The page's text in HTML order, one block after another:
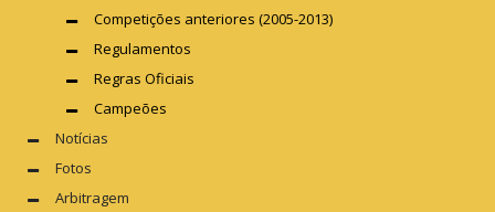
Competições anteriores (2005-2013)
Regulamentos
Regras Oficiais
Campeões
Notícias
Fotos
Arbitragem